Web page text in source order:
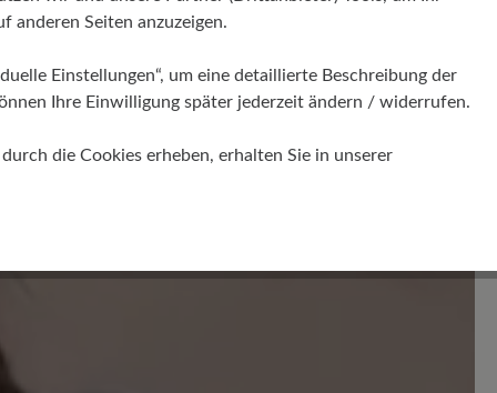
anderen Seiten anzuzeigen.
Einstellungen“, um eine detaillierte Beschreibung der
Ihre Einwilligung später jederzeit ändern / widerrufen.
die Cookies erheben, erhalten Sie in unserer